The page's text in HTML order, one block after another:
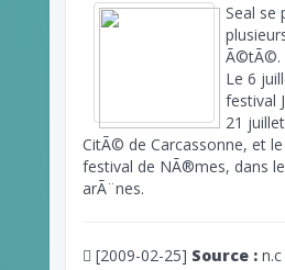
Seal se
Ã©tÃ©.
Le 6
festival
21
CitÃ© de Carcassonne, et
festival de NÃ®mes, dans
arÃ¨nes.
[2009-02-25] Source : n.c